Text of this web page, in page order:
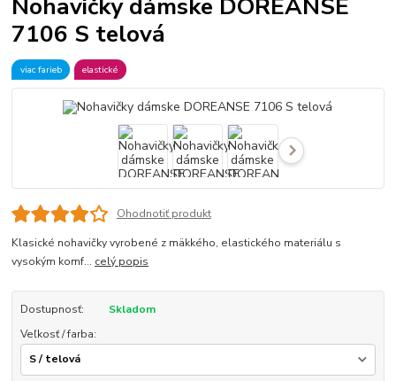
Nohavičky dámske DOREANSE
7106 S telová
viac farieb elastické
Ohodnotiť produkt
Klasické nohavičky vyrobené z mäkkého, elastického materiálu s
vysokým komf... celý popis
Dostupnosť:
Skladom
Veľkosť / farba: